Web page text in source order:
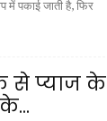
में पकाई जाती है, फिर
से प्याज के